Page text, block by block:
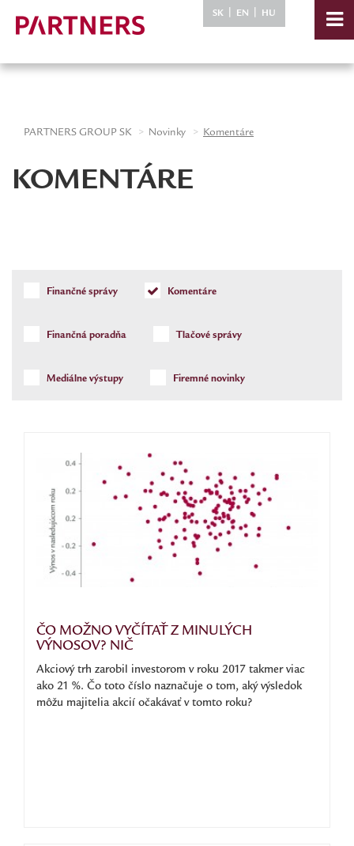
SK EN HU
PARTNERS GROUP SK Novinky Komentáre
KOMENTÁRE
Finančné správy Komentáre
Finančná poradňa Tlačové správy
Mediálne výstupy Firemné novinky
ČO MOŽNO VYČÍTAŤ Z MINULÝCH
VÝNOSOV? NIČ
Akciový trh zarobil investorom v roku 2017 takmer viac
ako 21 %. Čo toto číslo naznačuje o tom, aký výsledok
môžu majitelia akcií očakávať v tomto roku?